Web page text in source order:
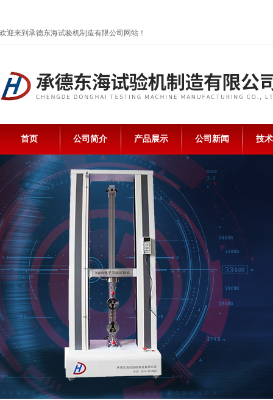
欢迎来到承德东海试验机制造有限公司网站！
首页 公司简介 产品展示 公司新闻 技